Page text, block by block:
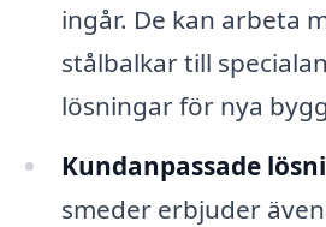
ingår. De kan arbeta
stålbalkar till
lösningar för nya
Kundanpassade
smeder erbjuder